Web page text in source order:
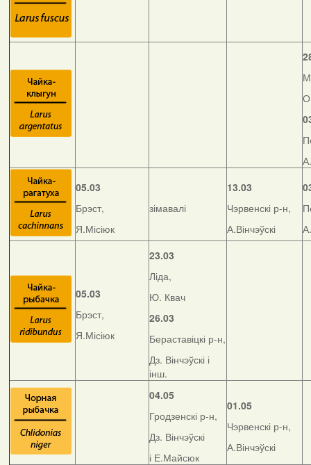
05.03
Брэст,
Я.Місіюк
зімавалі
13.03
Чэрвенскі р-н,
А.Вінчэўскі
05.03
Брэст,
Я.Місіюк
23.03
Ліда,
Ю. Квач
26.03
Бераставіцкі р-н,
Дз. Вінчэўскі і
інш.
04.05
Гродзенскі р-н,
Дз. Вінчэўскі
і Е.Майсюк
01.05
Чэрвенскі р-н,
А.Вінчэўскі